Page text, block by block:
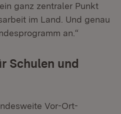
ganz zentraler Punkt
im Land. Und genau
an.“
Schulen und
Vor-Ort-